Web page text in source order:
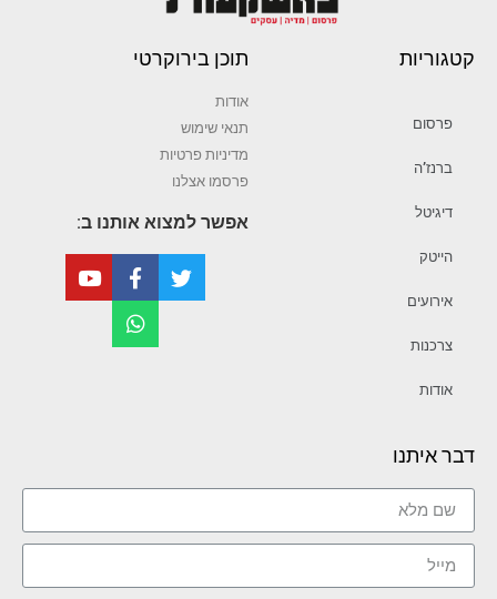
קטגוריות
פרסום
ברנז’ה
דיגיטל
הייטק
אירועים
צרכנות
אודות
תוכן בירוקרטי
אודות
תנאי שימוש
מדיניות פרטיות
פרסמו אצלנו
אפשר למצוא אותנו ב:
דבר איתנו